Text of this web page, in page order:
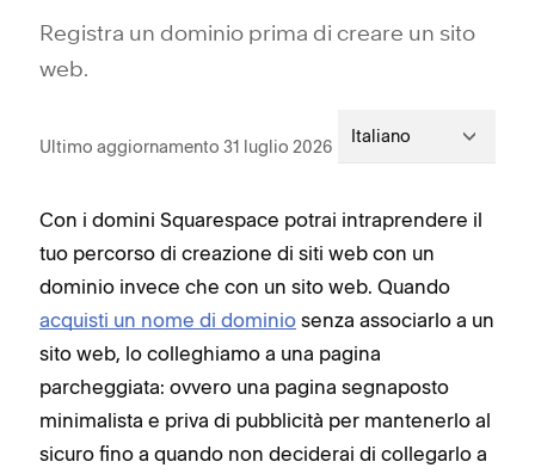
Registra un dominio prima di creare un sito
web.
Ultimo aggiornamento 31 luglio 2026 Italiano
Con i domini Squarespace potrai intraprendere il
tuo percorso di creazione di siti web con un
dominio invece che con un sito web. Quando
acquisti un nome di dominio senza associarlo a un
sito web, lo colleghiamo a una pagina
parcheggiata: ovvero una pagina segnaposto
minimalista e priva di pubblicità per mantenerlo al
sicuro fino a quando non deciderai di collegarlo a